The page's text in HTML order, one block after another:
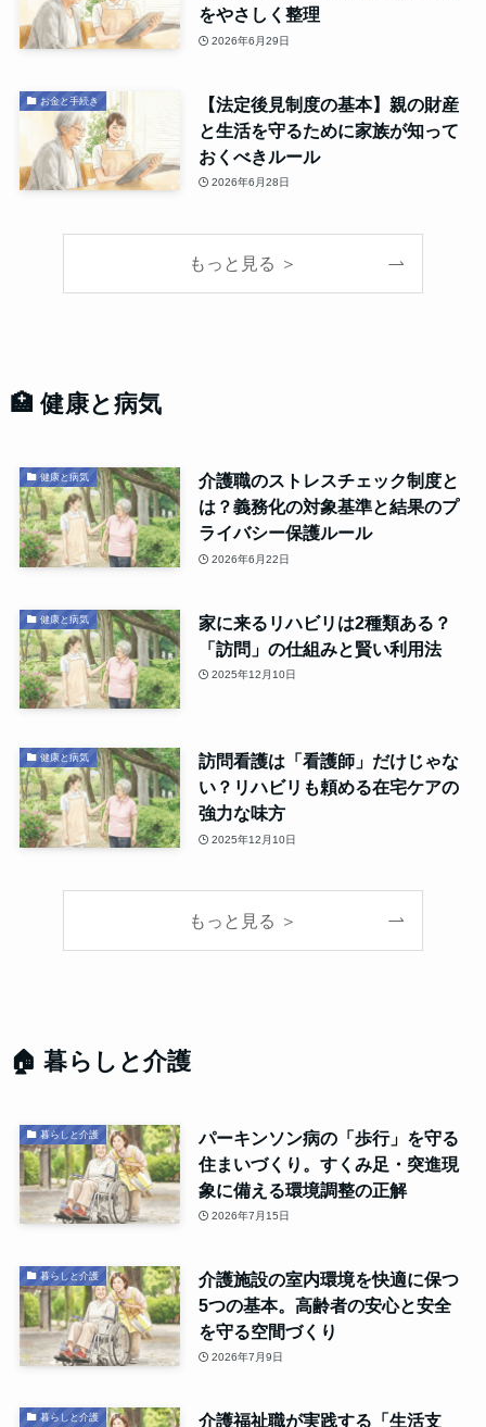
をやさしく整理
2026年6月29日
お金と手続き
【法定後見制度の基本】親の財産
と生活を守るために家族が知って
おくべきルール
2026年6月28日
もっと見る ＞
🏥 健康と病気
健康と病気
介護職のストレスチェック制度と
は？義務化の対象基準と結果のプ
ライバシー保護ルール
2026年6月22日
健康と病気
家に来るリハビリは2種類ある？
「訪問」の仕組みと賢い利用法
2025年12月10日
健康と病気
訪問看護は「看護師」だけじゃな
い？リハビリも頼める在宅ケアの
強力な味方
2025年12月10日
もっと見る ＞
🏠 暮らしと介護
暮らしと介護
パーキンソン病の「歩行」を守る
住まいづくり。すくみ足・突進現
象に備える環境調整の正解
2026年7月15日
暮らしと介護
介護施設の室内環境を快適に保つ
5つの基本。高齢者の安心と安全
を守る空間づくり
2026年7月9日
暮らしと介護 介護福祉職が実践する「生活支